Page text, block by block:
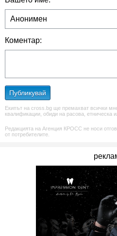
Коментар:
Публикувай
Екипът на cross.bg ще премахват всички
квалификации, обиди на расова, етническа
Редакцията на Агенция КРОСС не носи
от потребителите.